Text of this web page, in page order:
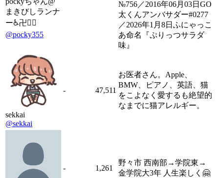
まきびしランナ
ー♿️卍🏃‍♂️
@pocky355
№756／2016年06月03日GO
太くんアンバサダー#0277
／2026年1月8日ふにゃっこ
あ命名『ぷりっつサラダ
味』
sekkai
@sekkai
- 47,511
お医者さん。Apple、
BMW、ピアノ、英語、猫
をこよなく愛するも絶望的
なまでに猫アレルギー。
- 1,261
野々市 西南部→学院東→
金学院大3年 人生楽しく🤗